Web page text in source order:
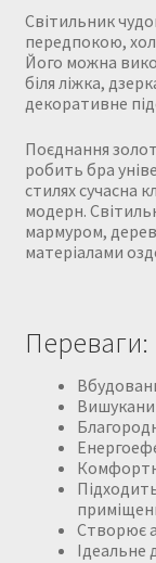
Світильник
передпокою,
Його можна
біля ліжка,
декоративне
Поєднання
робить бра
стилях сучасна
модерн.
мармуром,
матеріалами
Переваги:
Створює
Ідеальне